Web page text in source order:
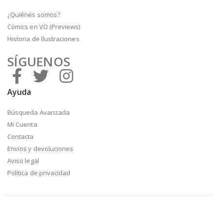
¿Quiénes somos?
Cómics en VO (Previews)
Historia de Ilustraciones
SÍGUENOS
Ayuda
Búsqueda Avanzada
Mi Cuenta
Contacta
Envíos y devoluciones
Aviso legal
Política de privacidad